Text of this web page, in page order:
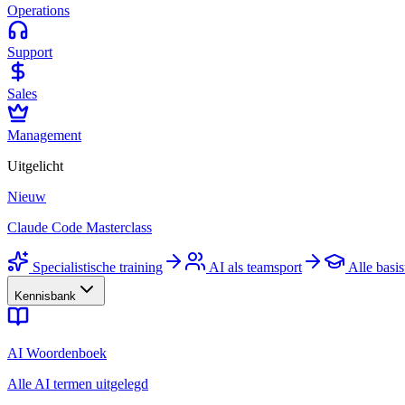
Operations
Support
Sales
Management
Uitgelicht
Nieuw
Claude Code Masterclass
Specialistische training AI als teamsport Alle
Kennisbank
AI Woordenboek
Alle AI termen uitgelegd